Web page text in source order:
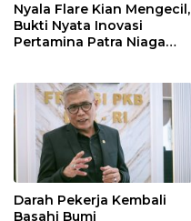
Nyala Flare Kian Mengecil,
Bukti Nyata Inovasi
Pertamina Patra Niaga
Darah Pekerja Kembali
Basahi Bumi